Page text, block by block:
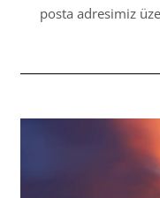
posta adresimiz